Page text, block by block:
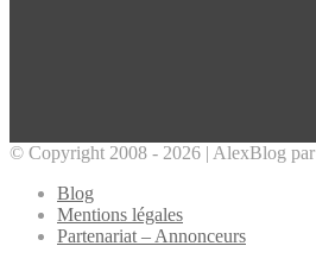
© Copyright 2008 - 2026 | AlexBlog par
Blog
Mentions légales
Partenariat – Annonceurs